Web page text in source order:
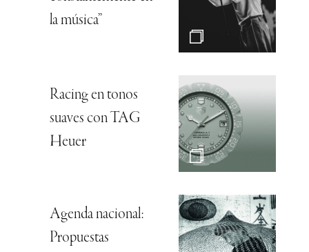
la música”
Racing en tonos
suaves con TAG
Heuer
Agenda nacional:
Propuestas